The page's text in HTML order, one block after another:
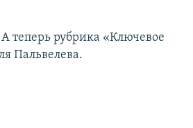
А теперь рубрика «Ключевое
Пальвелева.